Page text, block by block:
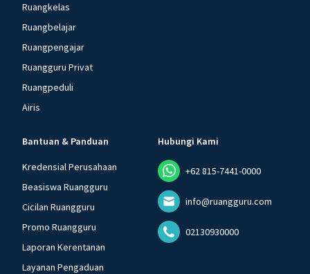
Ruangkelas
Ruangbelajar
Ruangpengajar
Ruangguru Privat
Ruangpeduli
Airis
Bantuan & Panduan
Kredensial Perusahaan
Beasiswa Ruangguru
Cicilan Ruangguru
Promo Ruangguru
Laporan Kerentanan
Layanan Pengaduan
Hubungi Kami
+62 815-7441-0000
info@ruangguru.com
02130930000